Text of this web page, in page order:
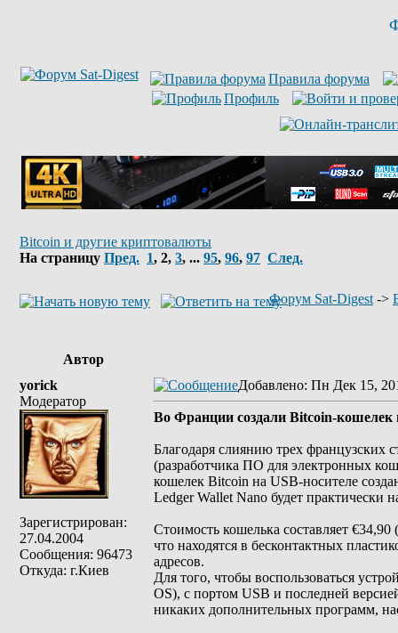
Правила форума
Профиль
Bitcoin и другие криптовалюты
На страницу Пред. 1, 2, 3, ... 95, 96, 97 След.
Форум Sat-Digest ->
Автор
yorick
Модератор
Зарегистрирован:
27.04.2004
Сообщения: 96473
Откуда: г.Киев
Добавлено: Пн Дек 15,
Во Франции создали Bitcoin-кошелек
Благодаря слиянию трех французских
(разработчика ПО для электронных
кошелек Bitcoin на USB-носителе
Ledger Wallet Nano будет практически
Стоимость кошелька составляет
что находятся в бесконтактных
адресов.
Для того, чтобы воспользоваться
OS), с портом USB и последней
никаких дополнительных программ,